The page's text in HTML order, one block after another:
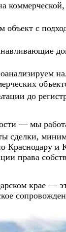
объект с
до
— мы
сделки,
Краснодару и
права
крае —